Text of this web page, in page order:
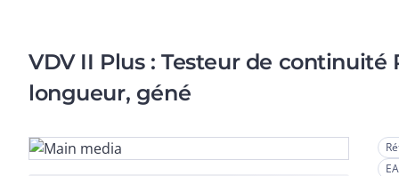
VDV II Plus : Testeur de continuité
longueur, géné